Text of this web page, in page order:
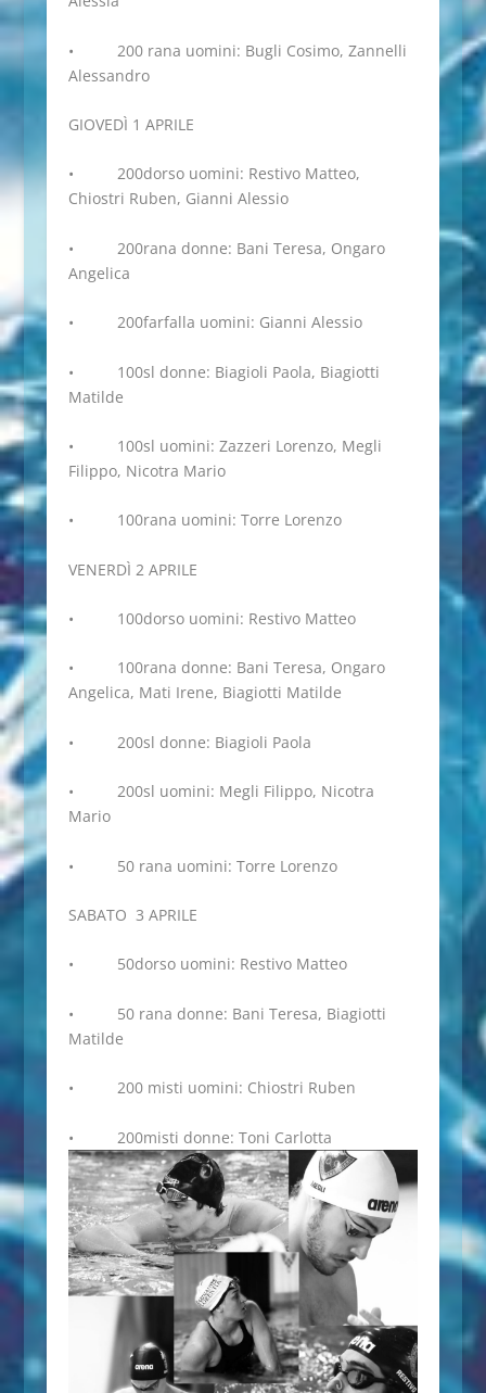
• 200 rana uomini: Bugli Cosimo, Zannelli
Alessandro
GIOVEDÌ 1 APRILE
• 200dorso uomini: Restivo Matteo,
Chiostri Ruben, Gianni Alessio
• 200rana donne: Bani Teresa, Ongaro
Angelica
• 200farfalla uomini: Gianni Alessio
• 100sl donne: Biagioli Paola, Biagiotti
Matilde
• 100sl uomini: Zazzeri Lorenzo, Megli
Filippo, Nicotra Mario
• 100rana uomini: Torre Lorenzo
VENERDÌ 2 APRILE
• 100dorso uomini: Restivo Matteo
• 100rana donne: Bani Teresa, Ongaro
Angelica, Mati Irene, Biagiotti Matilde
• 200sl donne: Biagioli Paola
• 200sl uomini: Megli Filippo, Nicotra
Mario
• 50 rana uomini: Torre Lorenzo
SABATO 3 APRILE
• 50dorso uomini: Restivo Matteo
• 50 rana donne: Bani Teresa, Biagiotti
Matilde
• 200 misti uomini: Chiostri Ruben
• 200misti donne: Toni Carlotta